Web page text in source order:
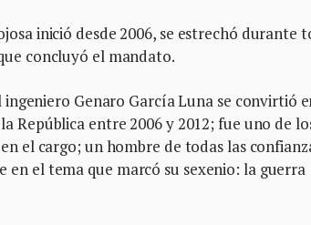
inició desde 2006, se estrechó durante
concluyó el mandato.
Genaro García Luna se convirtió
República entre 2006 y 2012; fue uno de
el cargo; un hombre de todas las
el tema que marcó su sexenio: la guerra